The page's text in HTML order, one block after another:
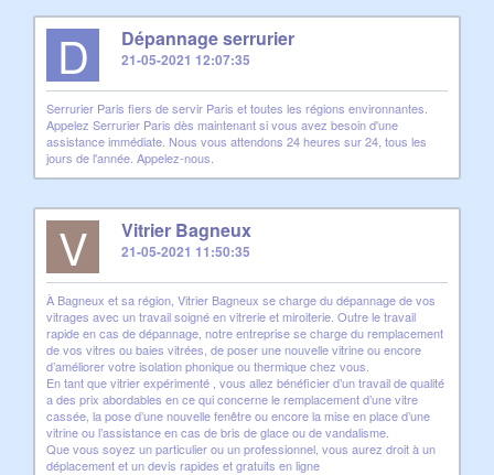
D Dépannage serrurier
21-05-2021 12:07:35
Serrurier Paris fiers de servir Paris et toutes les régions environnantes.
Appelez Serrurier Paris dès maintenant si vous avez besoin d'une
assistance immédiate. Nous vous attendons 24 heures sur 24, tous les
jours de l'année. Appelez-nous.
V Vitrier Bagneux
21-05-2021 11:50:35
À Bagneux et sa région, Vitrier Bagneux se charge du dépannage de vos
vitrages avec un travail soigné en vitrerie et miroiterie. Outre le travail
rapide en cas de dépannage, notre entreprise se charge du remplacement
de vos vitres ou baies vitrées, de poser une nouvelle vitrine ou encore
d’améliorer votre isolation phonique ou thermique chez vous.
En tant que vitrier expérimenté , vous allez bénéficier d’un travail de qualité
a des prix abordables en ce qui concerne le remplacement d’une vitre
cassée, la pose d’une nouvelle fenêtre ou encore la mise en place d’une
vitrine ou l’assistance en cas de bris de glace ou de vandalisme.
Que vous soyez un particulier ou un professionnel, vous aurez droit à un
déplacement et un devis rapides et gratuits en ligne